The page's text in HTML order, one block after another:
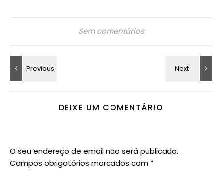
Sem comentários
DEIXE UM COMENTÁRIO
O seu endereço de email não será publicado.
Campos obrigatórios marcados com *